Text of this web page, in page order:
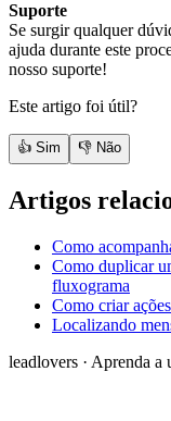
Suporte
Se surgir qualquer
ajuda durante este
nosso suporte!
Este artigo foi útil?
👍 Sim 👎 Não
Artigos
Como
Como duplicar
fluxograma
Como criar
Localizando
leadlovers · Aprenda a